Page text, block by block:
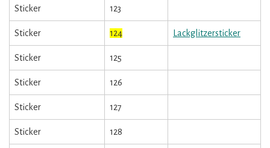
Sticker 123
Sticker 124 Lackglitzersticker
Sticker 125
Sticker 126
Sticker 127
Sticker 128